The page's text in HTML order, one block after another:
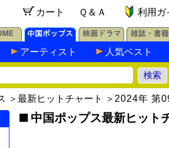
カート Ｑ＆Ａ 利用ガ
アーティスト 人気ベスト
＞ 最新ヒットチャート ＞ 2024年 第
中国ポップス最新ヒット